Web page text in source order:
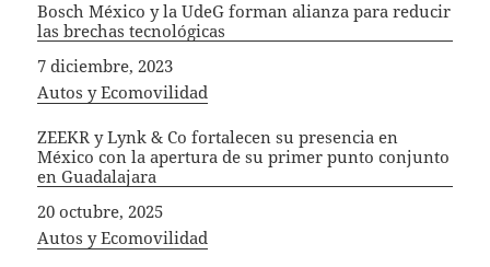
Bosch México y la UdeG forman alianza para reducir
las brechas tecnológicas
Fecha
7 diciembre, 2023
In relation to
Autos y Ecomovilidad
ZEEKR y Lynk & Co fortalecen su presencia en
México con la apertura de su primer punto conjunto
en Guadalajara
Fecha
20 octubre, 2025
In relation to
Autos y Ecomovilidad